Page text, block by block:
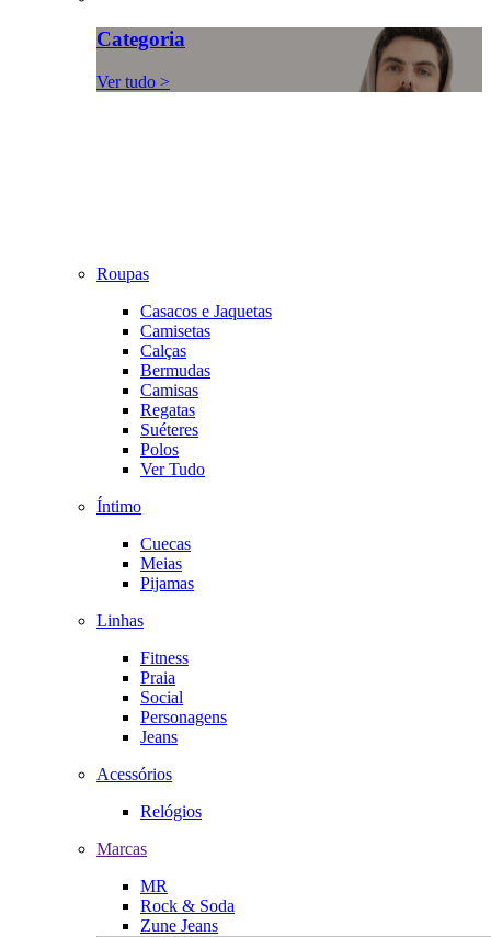
Categoria
Ver tudo >
Roupas
Casacos e Jaquetas
Camisetas
Calças
Bermudas
Camisas
Regatas
Suéteres
Polos
Ver Tudo
Íntimo
Cuecas
Meias
Pijamas
Linhas
Fitness
Praia
Social
Personagens
Jeans
Acessórios
Relógios
Marcas
MR
Rock & Soda
Zune Jeans